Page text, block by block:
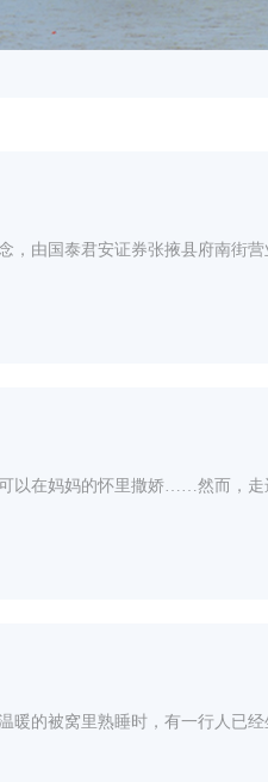
由国泰君安证券张掖县府南街
以在妈妈的怀里撒娇……然而，
暖的被窝里熟睡时，有一行人已